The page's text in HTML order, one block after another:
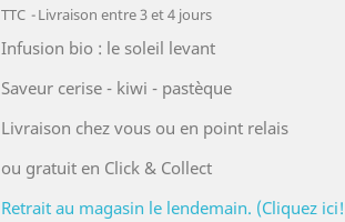
TTC Livraison entre 3 et 4 jours
Infusion bio : le soleil levant
Saveur cerise - kiwi - pastèque
Livraison chez vous ou en point relais
ou gratuit en Click & Collect
Retrait au magasin le lendemain. (Cliquez